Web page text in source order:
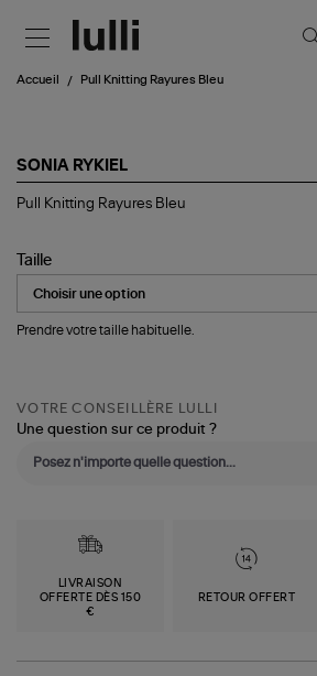
Accueil Pull Knitting Rayures Bleu
SONIA RYKIEL
Pull
Bleu
Pull Knitting Rayures Bleu
Taille
Prendre votre taille habituelle.
VOTRE CONSEILLÈRE LULLI
Une question sur ce produit ?
LIVRAISON
OFFERTE DÈS 150
€
RETOUR OFFERT